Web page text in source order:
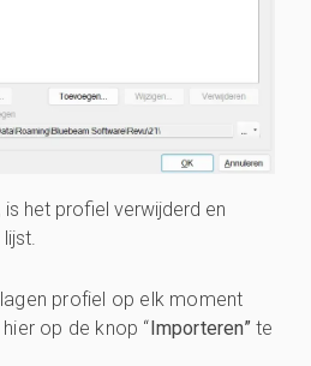
is het profiel verwijderd en
profiel op elk moment
op de knop “Importeren”te